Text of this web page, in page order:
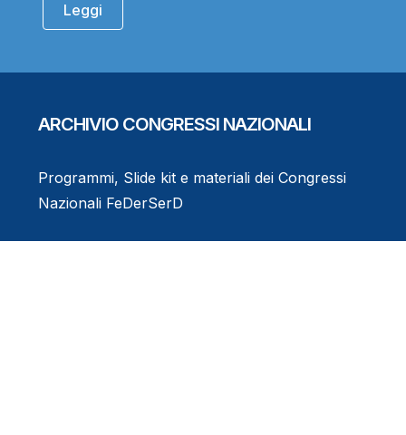
Leggi
ARCHIVIO CONGRESSI NAZIONALI
Programmi, Slide kit e materiali dei Congressi
Nazionali FeDerSerD